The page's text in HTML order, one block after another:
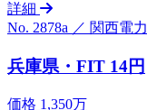
詳細
No. 2878a ／ 関西電力
兵庫県・FIT 14円
価格 1,350万